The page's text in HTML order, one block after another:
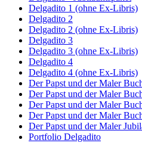
Delgadito 1 (ohne Ex-Libris)
Delgadito 2
Delgadito 2 (ohne Ex-Libris)
Delgadito 3
Delgadito 3 (ohne Ex-Libris)
Delgadito 4
Delgadito 4 (ohne Ex-Libris)
Der Papst und der Maler
Der Papst und der Maler
Der Papst und der Maler
Der Papst und der Maler
Der Papst und der Maler
Portfolio Delgadito